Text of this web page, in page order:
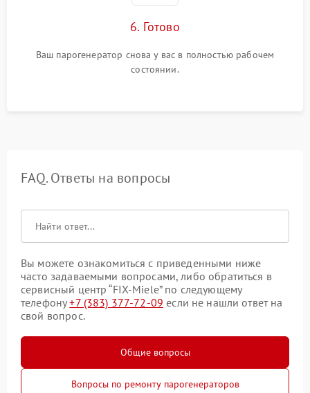
6. Готово
Ваш парогенератор снова у вас в полностью рабочем
состоянии.
FAQ. Ответы на вопросы
Вы можете ознакомиться с приведенными ниже
часто задаваемыми вопросами, либо обратиться в
сервисный центр “FIX-Miele” по следующему
телефону+7 (383) 377-72-09 если не нашли ответ на
свой вопрос.
Общие вопросы
Вопросы по ремонту парогенераторов